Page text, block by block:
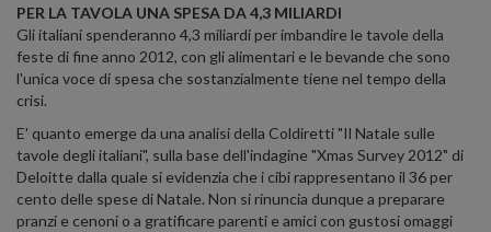
PER LA TAVOLA UNA SPESA DA 4,3 MILIARDI
Gli italiani spenderanno 4,3 miliardi per imbandire le tavole della
feste di fine anno 2012, con gli alimentari e le bevande che sono
l'unica voce di spesa che sostanzialmente tiene nel tempo della
crisi.
E' quanto emerge da una analisi della Coldiretti "Il Natale sulle
tavole degli italiani", sulla base dell'indagine "Xmas Survey 2012" di
Deloitte dalla quale si evidenzia che i cibi rappresentano il 36 per
cento delle spese di Natale. Non si rinuncia dunque a preparare
pranzi e cenoni o a gratificare parenti e amici con gustosi omaggi